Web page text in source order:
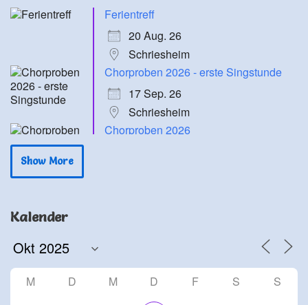
Ferientreff
20 Aug. 26
Schriesheim
Chorproben 2026 - erste Singstunde
17 Sep. 26
Schriesheim
Chorproben 2026
8 Okt. 26
Schriesheim
Show More
Kalender
M D M D F S S